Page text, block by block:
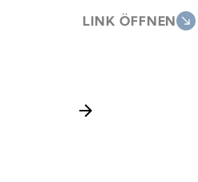
LINK ÖFFNEN south_east
arrow_forward